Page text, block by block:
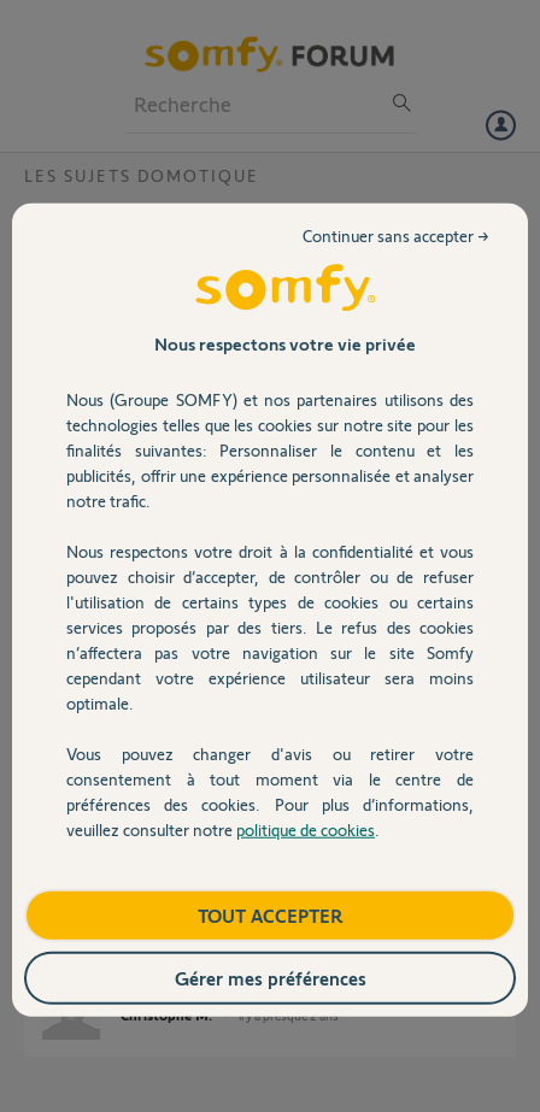
Volet
Sécurité
Domotique
Chauffage
Autres produits
Devis avec un pro
Contact
LES SUJETS DOMOTIQUE
Compatibilité Dexxo Compact RTS avec Kit
Je dispose de deux motorisations Dexxo Compact RTS. Sont-elles
compatibles avec le kit de connectivité - Interface de contrôle à
Merci pour votre aide.
Christophe.
Merci,
il y a presque 2 ans
Participer au fil de discussion
Réponses
Oui compatibles.
Bonne soirée
Merci Le Coyote.
Christophe M. il y a presque 2 ans
Nous respectons votre vie privée
Nous (Groupe SOMFY) et nos partenaires utilisons des
technologies telles que les cookies sur notre site pour les
finalités suivantes: Personnaliser le contenu et les
publicités, offrir une expérience personnalisée et analyser
notre trafic.
Nous respectons votre droit à la confidentialité et vous
pouvez choisir d’accepter, de contrôler ou de refuser
l'utilisation de certains types de cookies ou certains
services proposés par des tiers. Le refus des cookies
n’affectera pas votre navigation sur le site Somfy
cependant votre expérience utilisateur sera moins
optimale.
Vous pouvez changer d'avis ou retirer votre
consentement à tout moment via le centre de
préférences des cookies. Pour plus d’informations,
veuillez consulter notre politique de cookies
Continuer sans accepter →
TOUT ACCEPTER
Gérer mes préférences